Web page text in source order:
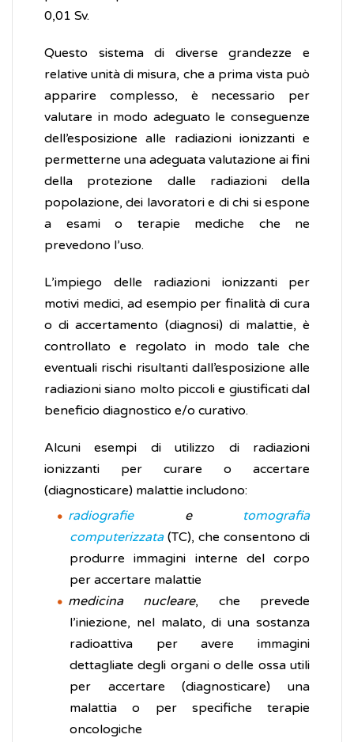
0,01 Sv.
Questo sistema di diverse grandezze e
relative unità di misura, che a prima vista può
apparire complesso, è necessario per
valutare in modo adeguato le conseguenze
dell’esposizione alle radiazioni ionizzanti e
permetterne una adeguata valutazione ai fini
della protezione dalle radiazioni della
popolazione, dei lavoratori e di chi si espone
a esami o terapie mediche che ne
prevedono l’uso.
L’impiego delle radiazioni ionizzanti per
motivi medici, ad esempio per finalità di cura
o di accertamento (diagnosi) di malattie, è
controllato e regolato in modo tale che
eventuali rischi risultanti dall’esposizione alle
radiazioni siano molto piccoli e giustificati dal
beneficio diagnostico e/o curativo.
Alcuni esempi di utilizzo di radiazioni
ionizzanti per curare o accertare
(diagnosticare) malattie includono:
radiografiee tomografia
computerizzata(TC), che consentono di
produrre immagini interne del corpo
per accertare malattie
medicina nucleare, che prevede
l’iniezione, nel malato, di una sostanza
radioattiva per avere immagini
dettagliate degli organi o delle ossa utili
per accertare (diagnosticare) una
malattia o per specifiche terapie
oncologiche